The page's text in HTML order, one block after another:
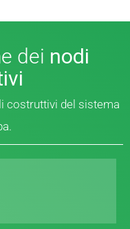
dei nodi
costruttivi del sistema